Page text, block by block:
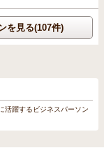
を見る(107件)
活躍するビジネスパーソン